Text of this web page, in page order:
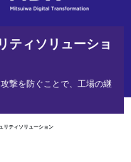
ティソリューショ
撃を防ぐことで、工場の継
リティソリューション